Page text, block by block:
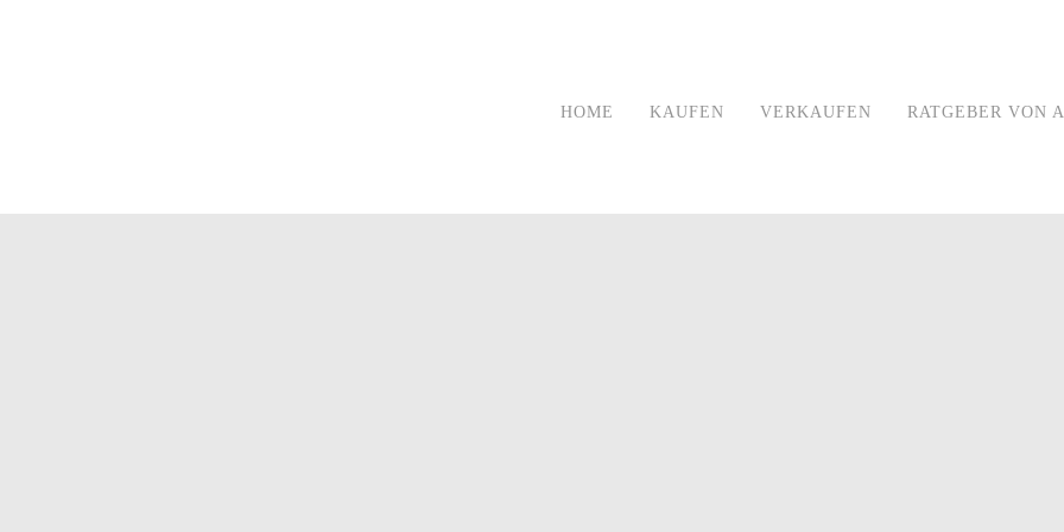
HOME KAUFEN VERKAUFEN RATGEBER VON